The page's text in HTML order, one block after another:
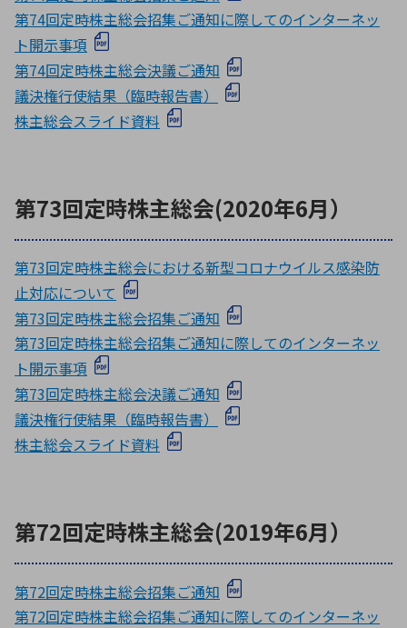
第74回定時株主総会招集ご通知に際してのインターネッ
ト開示事項
第74回定時株主総会決議ご通知
議決権行使結果（臨時報告書）
株主総会スライド資料
第73回定時株主総会(2020年6月）
第73回定時株主総会における新型コロナウイルス感染防
止対応について
第73回定時株主総会招集ご通知
第73回定時株主総会招集ご通知に際してのインターネッ
ト開示事項
第73回定時株主総会決議ご通知
議決権行使結果（臨時報告書）
株主総会スライド資料
第72回定時株主総会(2019年6月）
第72回定時株主総会招集ご通知
第72回定時株主総会招集ご通知に際してのインターネッ